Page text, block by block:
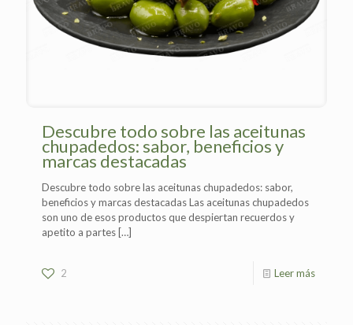
Descubre todo sobre las aceitunas
chupadedos: sabor, beneficios y
marcas destacadas
Descubre todo sobre las aceitunas chupadedos: sabor,
beneficios y marcas destacadas Las aceitunas chupadedos
son uno de esos productos que despiertan recuerdos y
apetito a partes […]
2 Leer más